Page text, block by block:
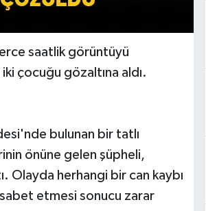
saatlik görüntüyü
çocuğu gözaltına aldı.
bulunan bir tatlı
önüne gelen şüpheli,
Olayda herhangi bir can kaybı
etmesi sonucu zarar